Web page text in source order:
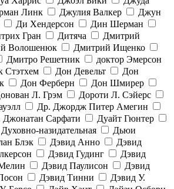
Линк Джулия Валкер
Джун
Ди Хендерсон
Дин Шерман
Гран Дитяча
Дмитрий
Волошенюк
Дмитрий Ищенко
Дмитро Решетник
доктор Эмерсон
Стэтхем Дон Девельт
Дон
Дон Ферберн
Дон Шмирер
Л. Грэм
Дороти Л. Сэйерс
Др. Джордж Питер Амегин
Сарфати
Дуайт Гюнтер
Духовно-назидательная
Дьюи
Блэк Дэвид Анно
Дэвид
Дэвид Гудинг
Дэвид
Дэвид Паулисон
Дэвид
Дэвид Тинни
Дэвид У.